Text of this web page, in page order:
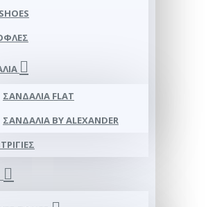
ΣΑΝΔΆΛΙΑ FLAT
ΣΑΝΔΆΛΙΑ BY ALEXANDER